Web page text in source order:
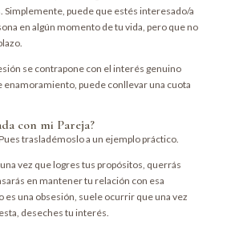
Simplemente, puede que estés interesado/a
en algún momento de tu vida, pero que no
se contrapone con el interés genuino
enamoramiento, puede conllevar una cuota
con mi Pareja?
trasladémoslo a un ejemplo práctico.
vez que logres tus propósitos, querrás
en mantener tu relación con esa
es una obsesión, suele ocurrir que una vez
deseches tu interés.